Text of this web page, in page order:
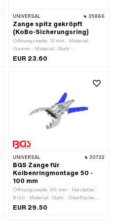
UNIVERSAL 35866
Zange spitz gekröpft
(KoBo-Sicherungsring)
Öffnungsweite: 13 mm · Material:
Gummi · Material: Stahl ·
Gesamtlänge: 115 mm · Breite: 55 mm
EUR 23.60
UNIVERSAL 30722
BGS Zange für
Kolbenringmontage 50 -
100 mm
Öffnungsweite: 60 mm · Hersteller:
BGS · Material: Stahl · Oberfläche:
verzinkt (blau) · Klemmbereich: 40 -
EUR 29.50